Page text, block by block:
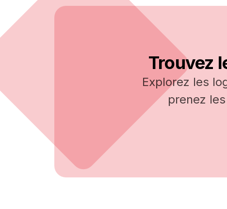
Trouvez
Explorez les
prenez